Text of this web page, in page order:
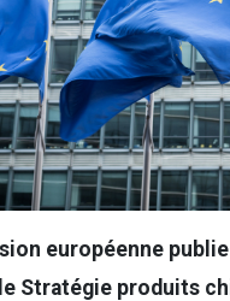
européenne
Stratégie produits